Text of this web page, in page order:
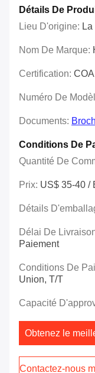
Détails De
Lieu D'origine:
Nom De Marque:
Certification:
Numéro De
Documents:
Conditions De
Quantité De
Prix: US$ 35-40 /
Détails
Délai De
Paiement
Conditions De
Union, T/T
Capacité
Obtenez le
Contactez-nous